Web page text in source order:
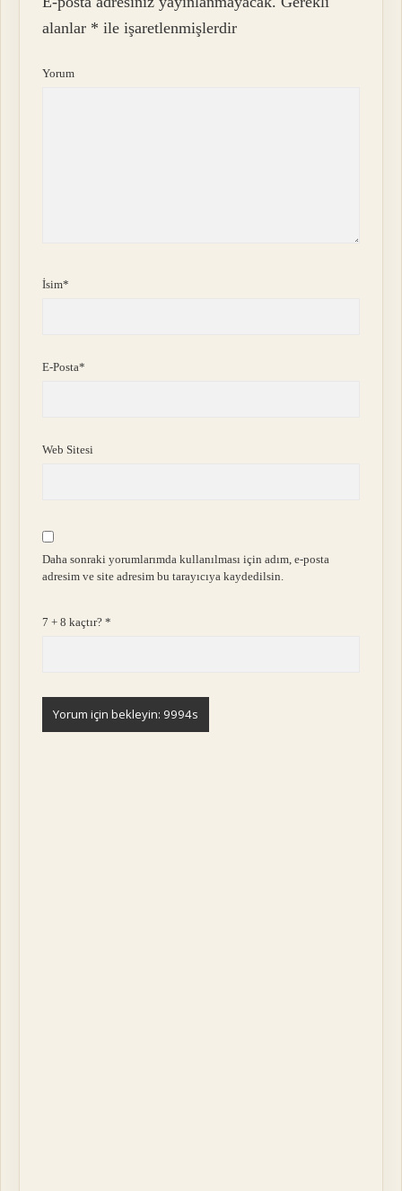
alanlar * ile işaretlenmişlerdir
Yorum
İsim*
E-Posta*
Web Sitesi
Daha sonraki yorumlarımda kullanılması için adım, e-posta
adresim ve site adresim bu tarayıcıya kaydedilsin.
7 + 8 kaçtır?*